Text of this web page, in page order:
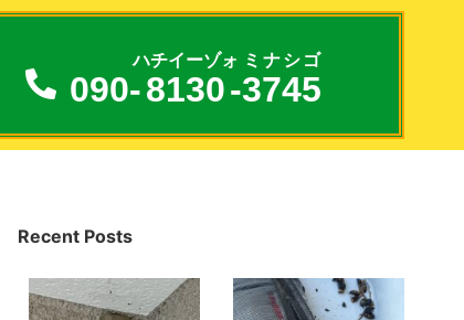
090-8130
ハチイーゾォ
-3745
ミナシゴ
Recent Posts